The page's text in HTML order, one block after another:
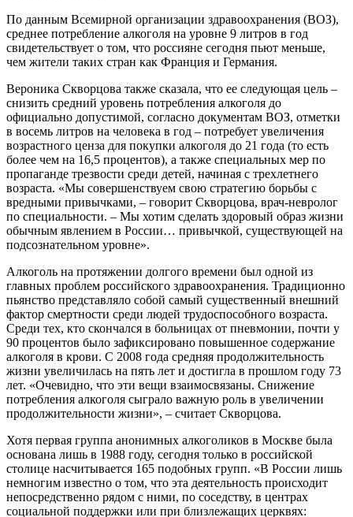
По данным Всемирной организации здравоохранения (ВОЗ),
среднее потребление алкоголя на уровне 9 литров в год
свидетельствует о том, что россияне сегодня пьют меньше,
чем жители таких стран как Франция и Германия.
Вероника Скворцова также сказала, что ее следующая цель –
снизить средний уровень потребления алкоголя до
официально допустимой, согласно документам ВОЗ, отметки
в восемь литров на человека в год – потребует увеличения
возрастного ценза для покупки алкоголя до 21 года (то есть
более чем на 16,5 процентов), а также специальных мер по
пропаганде трезвости среди детей, начиная с трехлетнего
возраста. «Мы совершенствуем свою стратегию борьбы с
вредными привычками, – говорит Скворцова, врач-невролог
по специальности. – Мы хотим сделать здоровый образ жизни
обычным явлением в России… привычкой, существующей на
подсознательном уровне».
Алкоголь на протяжении долгого времени был одной из
главных проблем российского здравоохранения. Традиционно
пьянство представляло собой самый существенный внешний
фактор смертности среди людей трудоспособного возраста.
Среди тех, кто скончался в больницах от пневмонии, почти у
90 процентов было зафиксировано повышенное содержание
алкоголя в крови. С 2008 года средняя продолжительность
жизни увеличилась на пять лет и достигла в прошлом году 73
лет. «Очевидно, что эти вещи взаимосвязаны. Снижение
потребления алкоголя сыграло важную роль в увеличении
продолжительности жизни», – считает Скворцова.
Хотя первая группа анонимных алкоголиков в Москве была
основана лишь в 1988 году, сегодня только в российской
столице насчитывается 165 подобных групп. «В России лишь
немногим известно о том, что эта деятельность происходит
непосредственно рядом с ними, по соседству, в центрах
социальной поддержки или при близлежащих церквях: